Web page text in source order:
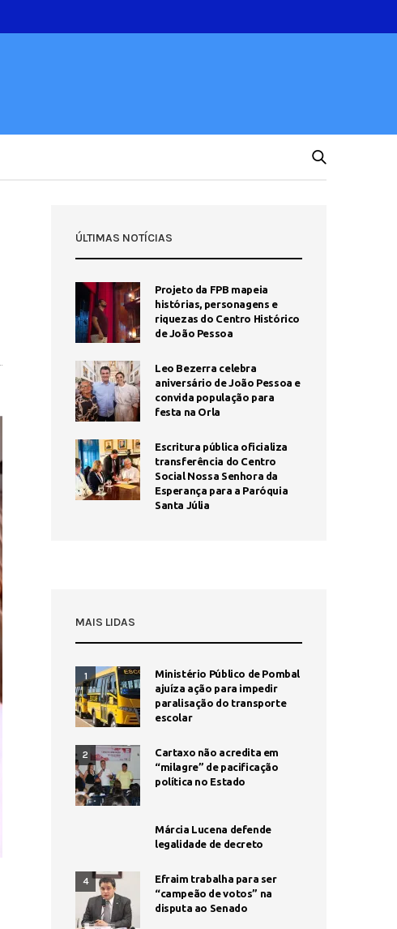
ÚLTIMAS NOTÍCIAS
Projeto da FPB mapeia
histórias, personagens e
riquezas do Centro Histórico
de João Pessoa
Leo Bezerra celebra
aniversário de João Pessoa e
convida população para
festa na Orla
Escritura pública oficializa
transferência do Centro
Social Nossa Senhora da
Esperança para a Paróquia
Santa Júlia
MAIS LIDAS
1
Ministério Público de Pombal
ajuíza ação para impedir
paralisação do transporte
escolar
2
Cartaxo não acredita em
“milagre” de pacificação
política no Estado
Márcia Lucena defende
legalidade de decreto
4
Efraim trabalha para ser
“campeão de votos” na
disputa ao Senado